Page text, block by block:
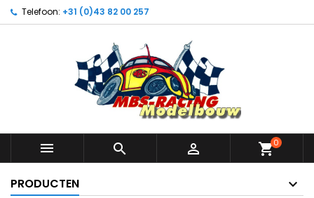
Telefoon: +31 (0)43 82 00 257
   shopping_cart0
PRODUCTEN